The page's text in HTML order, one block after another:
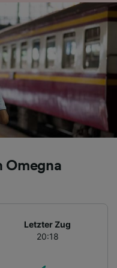
Omegna
Letzter Zug
20:18
Identifikation
oder Zugriff auf
Inhalte, Messung
von
sowie
von